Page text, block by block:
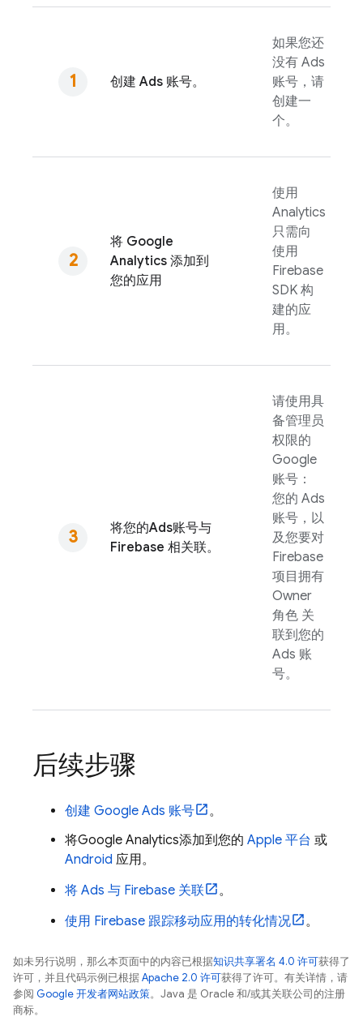
创建 Ads 账号。
如果您还
没有 Ads
账号，请
创建一
个。
将 Google
Analytics 添加到
您的应用
使用
Analytics
只需向
使用
Firebase
SDK 构
建的应
用。
将您的Ads账号与
Firebase 相关联。
请使用具
备管理员
权限的
Google
账号：
您的 Ads
账号，以
及您要对
Firebase
项目拥有
Owner
角色 关
联到您的
Ads 账
号。
后续步骤
创建 Google Ads 账号
。
将Google Analytics添加到您的 Apple 平台 或
Android 应用。
将 Ads 与 Firebase 关联
。
使用 Firebase 跟踪移动应用的转化情况
。
如未另行说明，那么本页面中的内容已根据知识共享署名 4.0 许可获得了
许可，并且代码示例已根据Apache 2.0 许可获得了许可。有关详情，请
参阅 Google 开发者网站政策。Java 是 Oracle 和/或其关联公司的注册
商标。